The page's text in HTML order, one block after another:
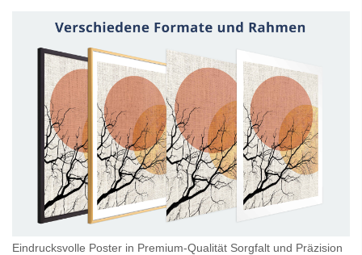
Eindrucksvolle Poster in Premium-Qualität Sorgfalt und Präzision